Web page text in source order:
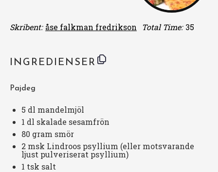
Skribent: åse falkman fredrikson Total Time: 35
INGREDIENSER
Pajdeg
5 dl mandelmjöl
1 dl skalade sesamfrön
80 gram smör
2 msk Lindroos psyllium (eller motsvarande
ljust pulveriserat psyllium)
1 tsk salt